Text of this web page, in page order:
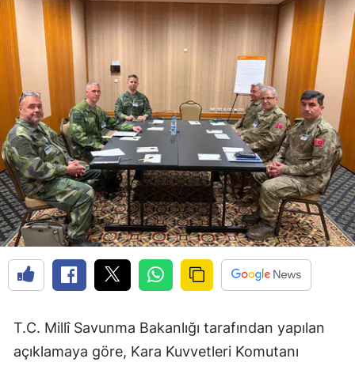
T.C. Millî Savunma Bakanlığı tarafından yapılan
açıklamaya göre, Kara Kuvvetleri Komutanı